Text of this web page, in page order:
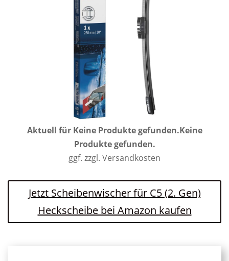
Aktuell für Keine Produkte gefunden.Keine
Produkte gefunden.
ggf. zzgl. Versandkosten
Jetzt Scheibenwischer für C5 (2. Gen)
Heckscheibe bei Amazon kaufen